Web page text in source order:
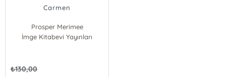
Carmen
Prosper Merimee
İmge Kitabevi Yayınları
₺130,00